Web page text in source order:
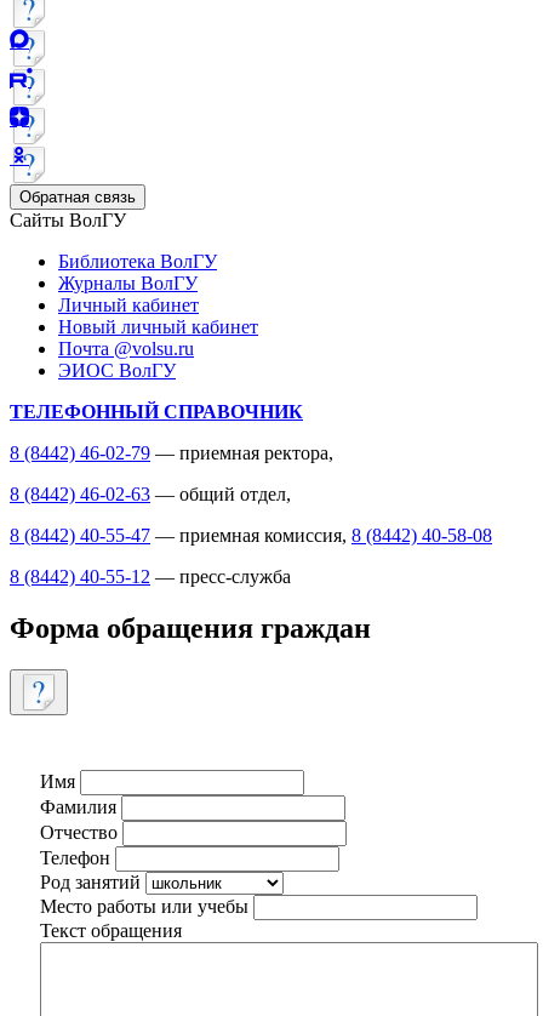
Обратная связь
Сайты ВолГУ
Библиотека ВолГУ
Журналы ВолГУ
Личный кабинет
Новый личный кабинет
Почта @volsu.ru
ЭИОС ВолГУ
ТЕЛЕФОННЫЙ СПРАВОЧНИК
8 (8442) 46-02-79 — приемная ректора,
8 (8442) 46-02-63 — общий отдел,
8 (8442) 40-55-47 — приемная комиссия, 8 (8442) 40-58-08
8 (8442) 40-55-12 — пресс-служба
Форма обращения граждан
Имя
Фамилия
Отчество
Телефон
Род занятий
Место работы или учебы
Текст обращения